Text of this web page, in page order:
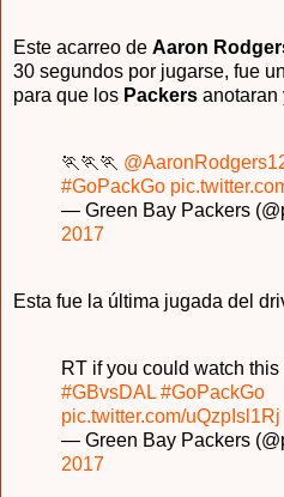
Este acarreo de Aaron
30 segundos por jugarse, fue
para que los Packers anotaran
🏃🏃🏃
#GoPackGo
— Green Bay Packers
2017
Esta fue la última jugada del
RT if you could watch
#GBvsDAL #GoPackGo
pic.twitter.com/uQzpIsl1Rj
— Green Bay Packers
2017